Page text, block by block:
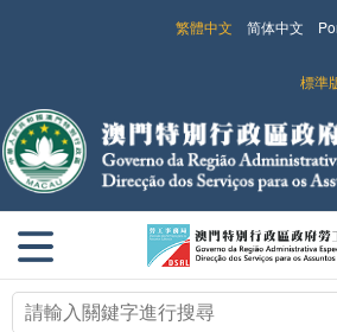
简体中文
繁體中文
標準